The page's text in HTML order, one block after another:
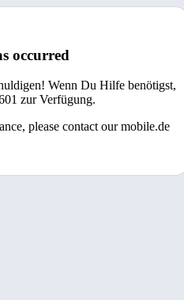
occurred
Wenn Du Hilfe benötigst,
zur Verfügung.
please contact our mobile.de